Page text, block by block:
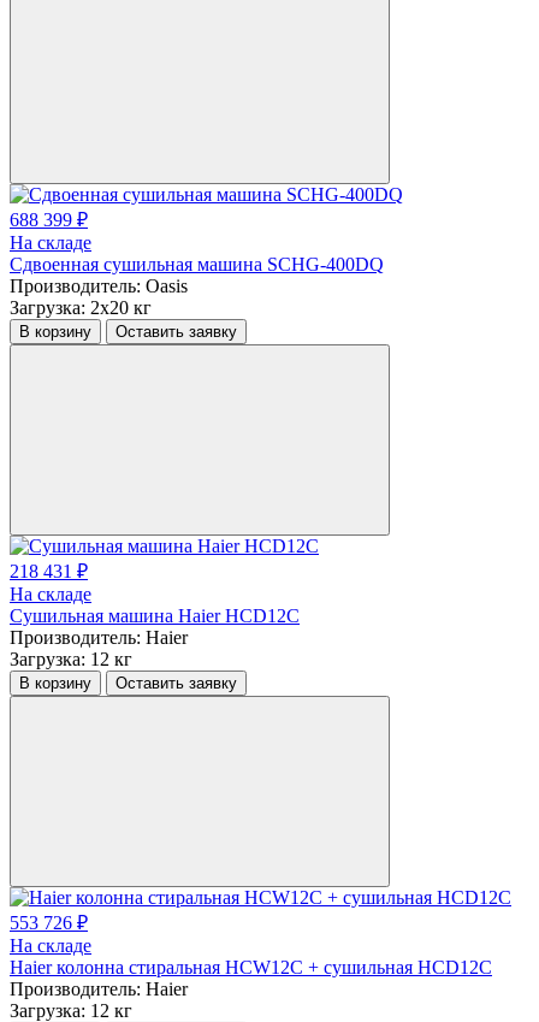
688 399 ₽
На складе
Сдвоенная сушильная машина SCHG-400DQ
Производитель: Oasis
Загрузка: 2х20 кг
В корзину Оставить заявку
218 431 ₽
На складе
Сушильная машина Haier HCD12C
Производитель: Haier
Загрузка: 12 кг
В корзину Оставить заявку
553 726 ₽
На складе
Haier колонна стиральная HCW12C + сушильная HCD12C
Производитель: Haier
Загрузка: 12 кг